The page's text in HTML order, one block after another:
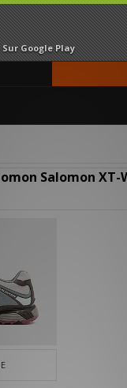
Sur Google Play
Salomon XT-